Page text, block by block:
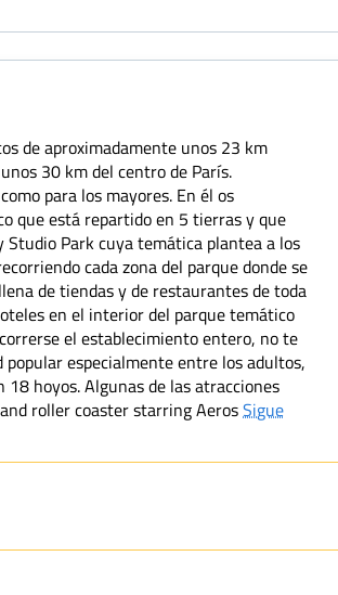
de aproximadamente unos 23 km
30 km del centro de París.
para los mayores. En él os
que está repartido en 5 tierras y que
Studio Park cuya temática plantea a los
cada zona del parque donde se
de tiendas y de restaurantes de toda
en el interior del parque temático
el establecimiento entero, no te
especialmente entre los adultos,
hoyos. Algunas de las atracciones
roller coaster starring AerosSigue